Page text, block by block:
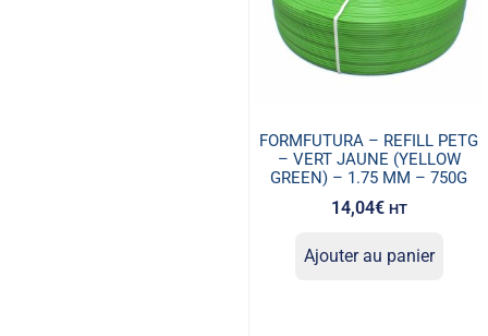
FORMFUTURA – REFILL PETG
– VERT JAUNE (YELLOW
GREEN) – 1.75 MM – 750G
14,04€ HT
Ajouter au panier